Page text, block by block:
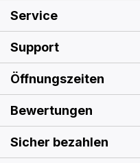
Service
Support
Öffnungszeiten
Bewertungen
Sicher bezahlen